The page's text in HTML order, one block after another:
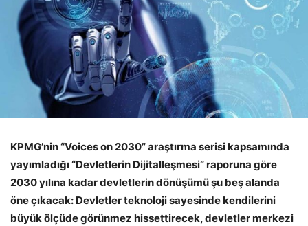
KPMG’nin “Voices on 2030” araştırma serisi kapsamında
yayımladığı “Devletlerin Dijitalleşmesi” raporuna göre
2030 yılına kadar devletlerin dönüşümü şu beş alanda
öne çıkacak: Devletler teknoloji sayesinde kendilerini
büyük ölçüde görünmez hissettirecek, devletler merkezi